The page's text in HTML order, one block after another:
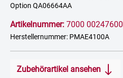
Option QA06664AA
Artikelnummer: 7000 00247600
Herstellernummer: PMAE4100A
Zubehörartikel ansehen